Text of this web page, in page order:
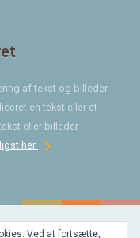
af tekst og billeder
en tekst eller et
eller billeder
herchevron_right
Ved at fortsætte,